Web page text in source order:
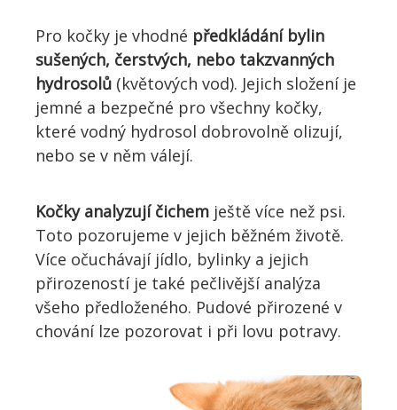
Pro kočky je vhodné předkládání bylin
sušených, čerstvých, nebo takzvanných
hydrosolů (květových vod). Jejich složení je
jemné a bezpečné pro všechny kočky,
které vodný hydrosol dobrovolně olizují,
nebo se v něm válejí.
Kočky analyzují čichem ještě více než psi.
Toto pozorujeme v jejich běžném životě.
Více očuchávají jídlo, bylinky a jejich
přirozeností je také pečlivější analýza
všeho předloženého. Pudové přirozené v
chování lze pozorovat i při lovu potravy.